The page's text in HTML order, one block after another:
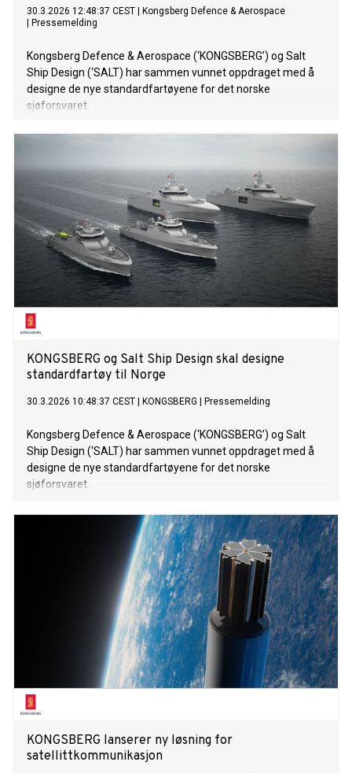
30.3.2026 12:48:37 CEST
Kongsberg Defence & Aerospace
Pressemelding
Kongsberg Defence & Aerospace (‘KONGSBERG’) og Salt
Ship Design (‘SALT) har sammen vunnet oppdraget med å
designe de nye standardfartøyene for det norske
sjøforsvaret.
KONGSBERG og Salt Ship Design skal designe
standardfartøy til Norge
30.3.2026 10:48:37 CEST KONGSBERG Pressemelding
Kongsberg Defence & Aerospace (‘KONGSBERG’) og Salt
Ship Design (‘SALT) har sammen vunnet oppdraget med å
designe de nye standardfartøyene for det norske
sjøforsvaret.
KONGSBERG lanserer ny løsning for
satellittkommunikasjon